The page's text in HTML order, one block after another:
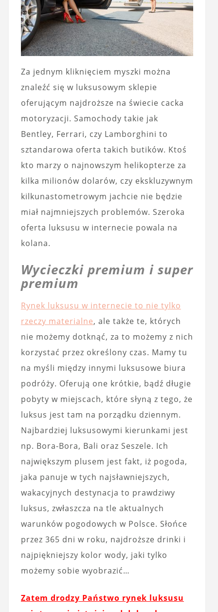
Za jednym kliknięciem myszki można
znaleźć się w luksusowym sklepie
oferującym najdroższe na świecie cacka
motoryzacji. Samochody takie jak
Bentley, Ferrari, czy Lamborghini‎ to
sztandarowa oferta takich butików. Ktoś
kto marzy o najnowszym helikopterze za
kilka milionów dolarów, czy ekskluzywnym
kilkunastometrowym jachcie nie będzie
miał najmniejszych problemów. Szeroka
oferta luksusu w internecie powala na
kolana.
Wycieczki premium i super
premium
Rynek luksusu w internecie to nie tylko
rzeczy materialne, ale także te, których
nie możemy dotknąć, za to możemy z nich
korzystać przez określony czas. Mamy tu
na myśli między innymi luksusowe biura
podróży. Oferują one krótkie, bądź długie
pobyty w miejscach, które słyną z tego, że
luksus jest tam na porządku dziennym.
Najbardziej luksusowymi kierunkami jest
np. Bora-Bora, Bali oraz Seszele. Ich
największym plusem jest fakt, iż pogoda,
jaka panuje w tych najsławniejszych,
wakacyjnych destynacja to prawdziwy
luksus, zwłaszcza na tle aktualnych
warunków pogodowych w Polsce. Słońce
przez 365 dni w roku, najdroższe drinki i
najpiękniejszy kolor wody, jaki tylko
możemy sobie wyobrazić…
Zatem drodzy Państwo rynek luksusu